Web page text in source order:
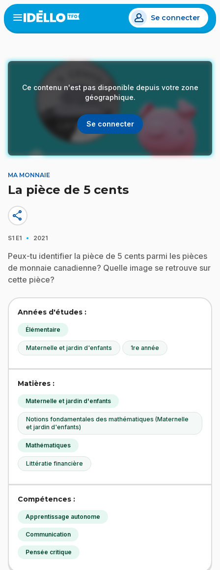
Aller
au
contenu
Open
menu
Se connecter
Ce contenu n'est pas disponible depuis votre zone
géographique.
Se connecter
MA MONNAIE
La pièce de 5 cents
share
S1 E1 · 2021
Peux-tu identifier la pièce de 5 cents parmi les pièces
de monnaie canadienne? Quelle image se retrouve sur
cette pièce?
Années d'études :
Élémentaire
Maternelle et jardin d'enfants 1re année
Matières :
Maternelle et jardin d'enfants
Notions fondamentales des mathématiques (Maternelle
et jardin d'enfants)
Mathématiques
Littératie financière
Compétences :
Apprentissage autonome
Communication
Pensée critique